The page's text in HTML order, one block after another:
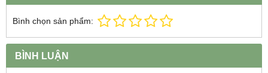
Bình chọn sản phẩm:
BÌNH LUẬN